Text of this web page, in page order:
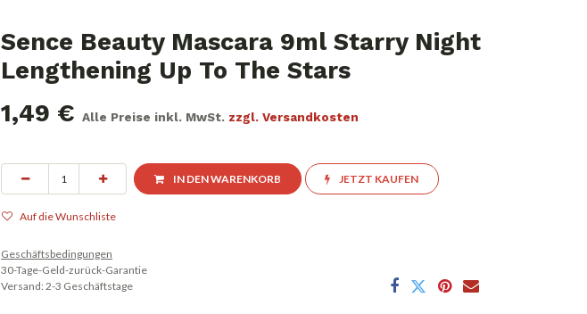
Sence Beauty Mascara 9ml Starry Night
Lengthening Up To The Stars
1,49 € Alle Preise inkl. MwSt. zzgl. Versandkosten
IN DEN WARENKORB JETZT KAUFEN
Auf die Wunschliste
Geschäftsbedingungen
30-Tage-Geld-zurück-Garantie
Versand: 2-3 Geschäftstage